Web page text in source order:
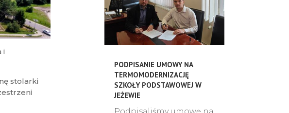
i
stolarki
PODPISANIE UMOWY NA
TERMOMODERNIZACJĘ
SZKOŁY PODSTAWOWEJ W
JEŻEWIE